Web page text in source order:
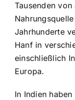
Tausenden
Jahrhunderte
Hanf in
einschließlich
Europa.
In Indien